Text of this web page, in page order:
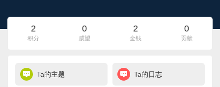
2
积分
0
威望
2
金钱
0
贡献
Ta的主题 Ta的日志